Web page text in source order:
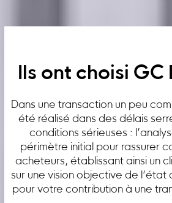
Ils ont choisi GC
Dans une transaction un peu
été réalisé dans des délais
conditions sérieuses :
périmètre initial pour rassurer
acheteurs, établissant ainsi un
sur une vision objective de l’état
pour votre contribution à une